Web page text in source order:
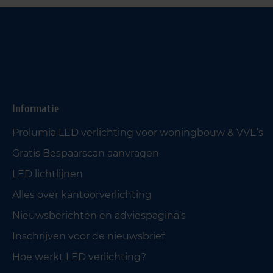
Informatie
Prolumia LED verlichting voor woningbouw & VVE’s
Gratis Bespaarscan aanvragen
LED lichtlijnen
Alles over kantoorverlichting
Nieuwsberichten en adviespagina’s
Inschrijven voor de nieuwsbrief
Hoe werkt LED verlichting?